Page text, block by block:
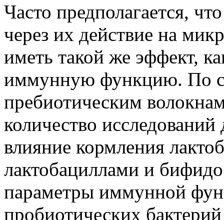
Часто предполагается,
через их действие на
иметь такой же эффект,
иммунную функцию. По
пребиотическим
количество
влияние кормления
лактобациллами и
параметры иммунной
пробиотических